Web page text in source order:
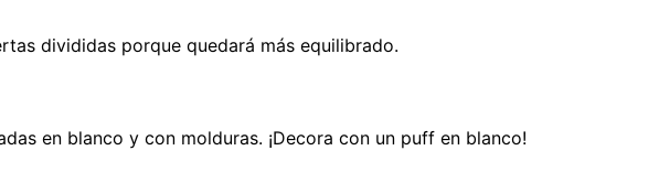
divididas porque quedará más equilibrado.
en blanco y con molduras. ¡Decora con un puff en blanco!